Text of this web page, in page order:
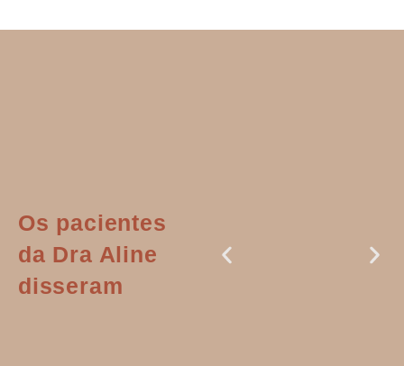
Os pacientes
da Dra Aline
disseram